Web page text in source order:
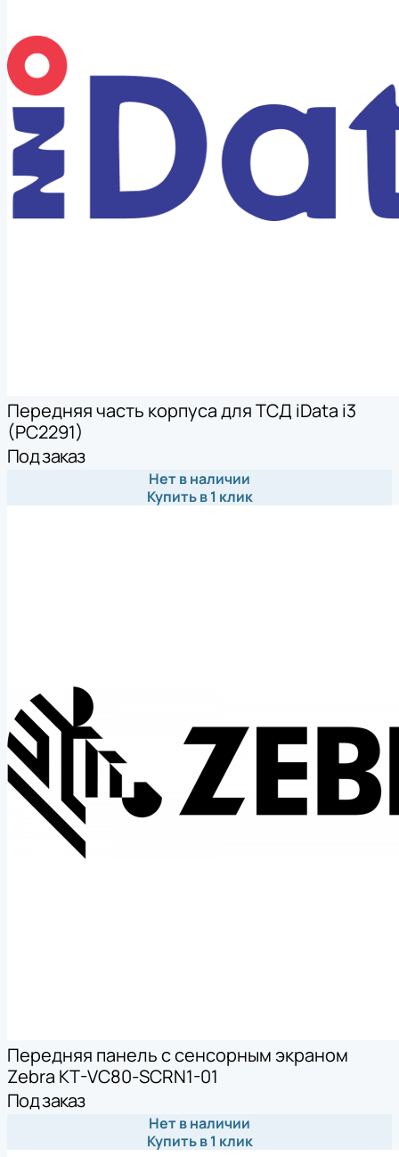
Передняя часть корпуса для ТСД iData i3
(PC2291)
Под заказ
Нет в наличии
Купить в 1 клик
Передняя панель с сенсорным экраном
Zebra KT-VC80-SCRN1-01
Под заказ
Нет в наличии
Купить в 1 клик